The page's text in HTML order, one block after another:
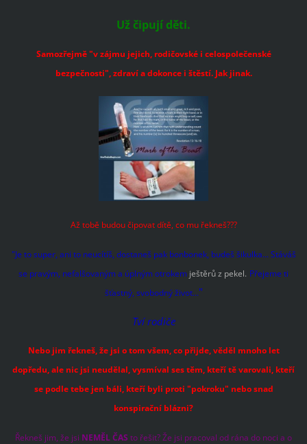
Už čipují děti.
Samozřejmě "v zájmu jejich, rodičovské i celospolečenské
bezpečnosti", zdraví a dokonce i štěstí. Jak jinak.
Až tobě budou čipovat dítě, co mu řekneš???
"Je to super, ani to neucítíš, dostaneš pak bonbonek, budeš šikulka... Stáváš
se pravým, nefalšovaným a úplným otrokem ještěrů z pekel. Přejeme ti
šťastný, svobodný život..."
Tví rodiče
Nebo jim řekneš, že jsi o tom všem, co přijde, věděl mnoho let
dopředu, ale nic jsi neudělal, vysmíval ses těm, kteří tě varovali, kteří
se podle tebe jen báli, kteří byli proti "pokroku" nebo snad
konspirační blázni?
Řekneš jim, že jsi NEMĚL ČAS to řešit? Že jsi pracoval od rána do noci a o